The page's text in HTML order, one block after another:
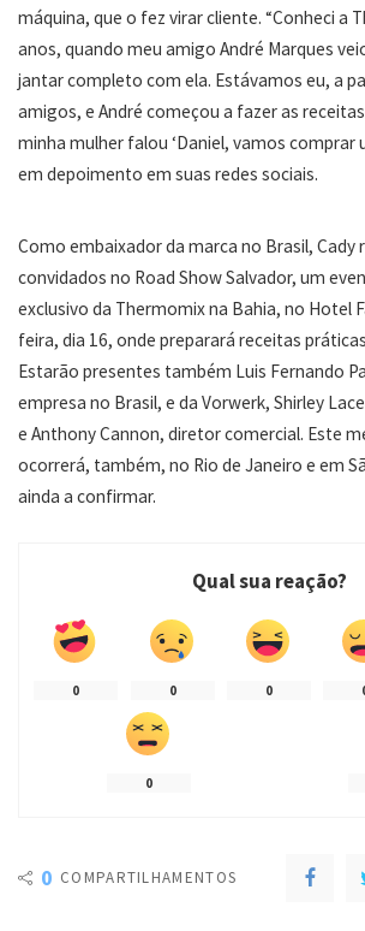
máquina, que o fez virar cliente. “Conheci a
anos, quando meu amigo André Marques
jantar completo com ela. Estávamos eu, a
amigos, e André começou a fazer as
minha mulher falou ‘Daniel, vamos comprar
em depoimento em suas redes sociais.
Como embaixador da marca no Brasil, Cady
convidados no Road Show Salvador, um
exclusivo da Thermomix na Bahia, no Hotel
feira, dia 16, onde preparará receitas
Estarão presentes também Luis Fernando
empresa no Brasil, e da Vorwerk, Shirley
e Anthony Cannon, diretor comercial. Este
ocorrerá, também, no Rio de Janeiro e em
ainda a confirmar.
Qual sua reação?
0 0 0
0
0 COMPARTILHAMENTOS